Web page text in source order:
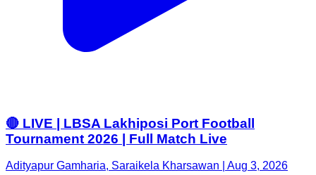
🔴 LIVE | LBSA Lakhiposi Port Football
Tournament 2026 | Full Match Live
Adityapur Gamharia, Saraikela Kharsawan | Aug 3, 2026